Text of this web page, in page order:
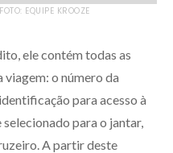
EQUIPE KROOZE
ele contém todas as
o número da
para acesso à
para o jantar,
A partir deste